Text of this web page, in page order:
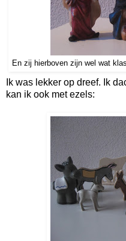
En zij hierboven zijn wel wat
Ik was lekker op dreef. Ik
kan ik ook met ezels: